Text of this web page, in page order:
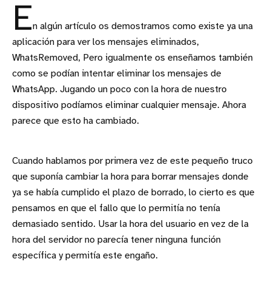
En algún artículo os demostramos como existe ya una
aplicación para ver los mensajes eliminados,
WhatsRemoved, Pero igualmente os enseñamos también
como se podían intentar eliminar los mensajes de
WhatsApp. Jugando un poco con la hora de nuestro
dispositivo podíamos eliminar cualquier mensaje. Ahora
parece que esto ha cambiado.
Cuando hablamos por primera vez de este pequeño truco
que suponía cambiar la hora para borrar mensajes donde
ya se había cumplido el plazo de borrado, lo cierto es que
pensamos en que el fallo que lo permitía no tenía
demasiado sentido. Usar la hora del usuario en vez de la
hora del servidor no parecía tener ninguna función
específica y permitía este engaño.